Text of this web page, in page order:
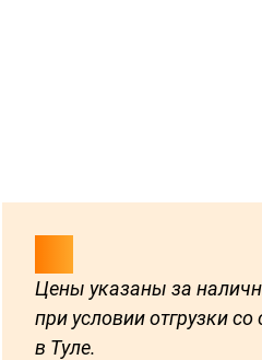
Цены указаны за
при условии отгрузки со
в Туле.